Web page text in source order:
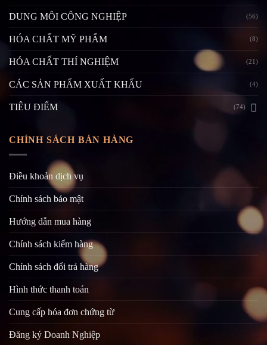
DUNG MÔI CÔNG NGHIỆP (56)
HÓA CHẤT MỸ PHẨM (8)
HÓA CHẤT THÍ NGHIỆM (21)
CÁC SẢN PHẨM XUẤT KHẨU (4)
TIÊU ĐIỂM (74)
CHÍNH SÁCH BÁN HÀNG
Điều khoản dịch vụ
Chính sách bảo mật
Hướng dẫn mua hàng
Chính sách kiểm hàng
Chính sách đổi trả hàng
Hình thức thanh toán
Cung cấp hóa đơn chứng từ
Đăng ký Doanh Nghiệp